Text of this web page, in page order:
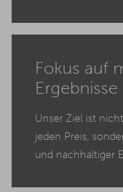
Fokus auf
Ergebnisse
Unser Ziel ist
jeden Preis,
und nachhaltiger